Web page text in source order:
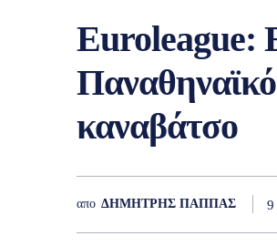
Euroleague:
καναβάτσο
απο ΔΗΜΗΤΡΗΣ ΠΑΠΠΑΣ 9